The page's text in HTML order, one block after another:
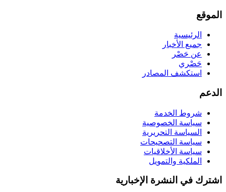
الموقع
الرئيسية
جميع الأخبار
عن حَصْر
حَصْري
استكشف المصادر
الدعم
شروط الخدمة
سياسة الخصوصية
السياسة التحريرية
سياسة التصحيحات
سياسة الأخلاقيات
الملكية والتمويل
اشترك في النشرة الإخبارية